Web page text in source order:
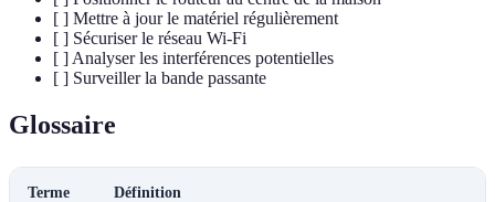
[ ] Mettre à jour le matériel régulièrement
[ ] Sécuriser le réseau Wi-Fi
[ ] Analyser les interférences potentielles
[ ] Surveiller la bande passante
Glossaire
Terme Définition